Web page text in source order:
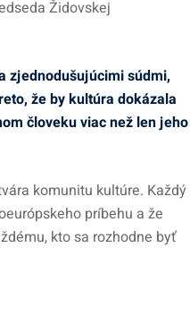
Židovskej
zjednodušujúcimi súdmi,
že by kultúra dokázala
človeku viac než len jeho
komunitu kultúre. Každý
príbehu a že
kto sa rozhodne byť